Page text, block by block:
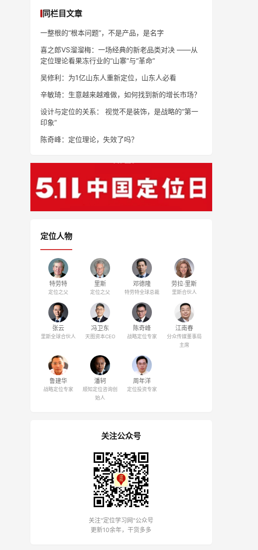
同栏目文章
一整根的“根本问题”，不是产品，是名字
喜之郎VS溜溜梅：一场经典的新老品类对决 ——从
定位理论看果冻行业的“山寨”与“革命”
吴修利：为1亿山东人重新定位，山东人必看
辛敏琦：生意越来越难做，如何找到新的增长市场？
设计与定位的关系： 视觉不是装饰，是战略的“第一
印象”
陈奇峰：定位理论，失效了吗？
定位人物
特劳特
定位之父
里斯
定位之父
邓德隆
特劳特全球总裁
劳拉·里斯
里斯合伙人
张云
里斯全球合伙人
冯卫东
天图资本CEO
陈奇峰
战略定位专家
江南春
分众传媒董事局
主席
鲁建华
战略定位专家
潘轲
顺知定位咨询创
始人
周年洋
定位投资专家
关注公众号
关注"定位学习网"公众号
更新10余年，干货多多